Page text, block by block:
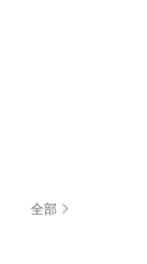
全部